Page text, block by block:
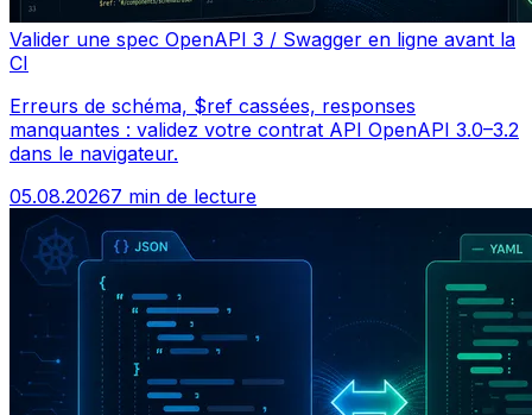
Valider une spec OpenAPI 3 / Swagger en ligne avant la
CI
Erreurs de schéma, $ref cassées, responses
manquantes : validez votre contrat API OpenAPI 3.0–3.2
dans le navigateur.
05.08.20267 min de lecture